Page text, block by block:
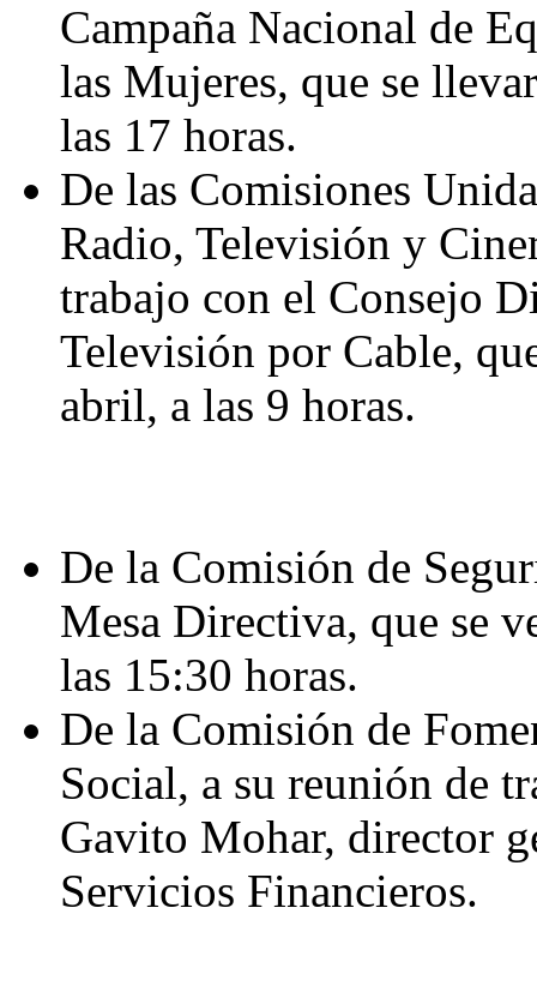
Campaña Nacional de
las Mujeres, que se
las 17 horas.
De las Comisiones
Radio, Televisión y
trabajo con el Consejo
Televisión por Cable,
abril, a las 9 horas.
De la Comisión de
Mesa Directiva, que se
las 15:30 horas.
De la Comisión de
Social, a su reunión de
Gavito Mohar, director
Servicios Financieros.